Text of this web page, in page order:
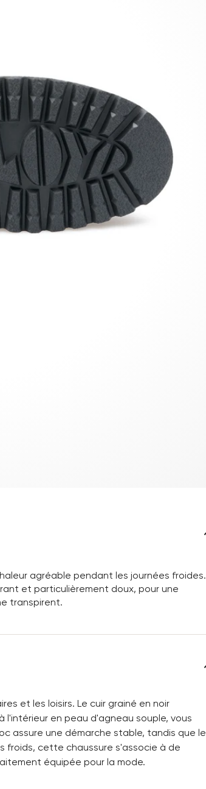
agréable pendant les journées froides.
et particulièrement doux, pour une
transpirent.
et les loisirs. Le cuir grainé en noir
en peau d'agneau souple, vous
assure une démarche stable, tandis que le
froids, cette chaussure s'associe à de
équipée pour la mode.